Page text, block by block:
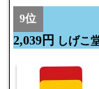
9位
2,039円 しげこ